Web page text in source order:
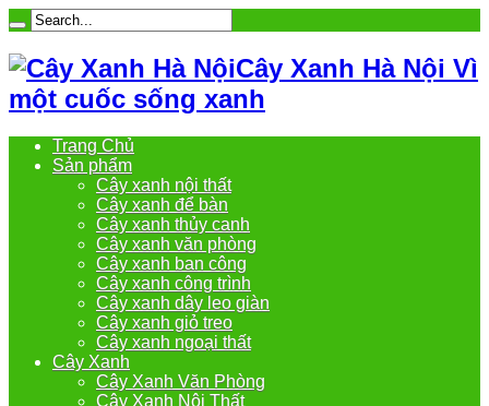
Cây Xanh Hà Nội Vì
một cuốc sống xanh
Trang Chủ
Sản phẩm
Cây xanh nội thất
Cây xanh để bàn
Cây xanh thủy canh
Cây xanh văn phòng
Cây xanh ban công
Cây xanh công trình
Cây xanh dây leo giàn
Cây xanh giỏ treo
Cây xanh ngoại thất
Cây Xanh
Cây Xanh Văn Phòng
Cây Xanh Nội Thất